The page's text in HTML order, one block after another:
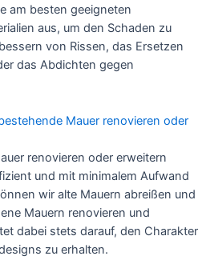
am besten geeigneten
aus, um den Schaden zu
von Rissen, das Ersetzen
das Abdichten gegen
Mauer renovieren oder
renovieren oder erweitern
und mit minimalem Aufwand
wir alte Mauern abreißen und
Mauern renovieren und
dabei stets darauf, den Charakter
zu erhalten.